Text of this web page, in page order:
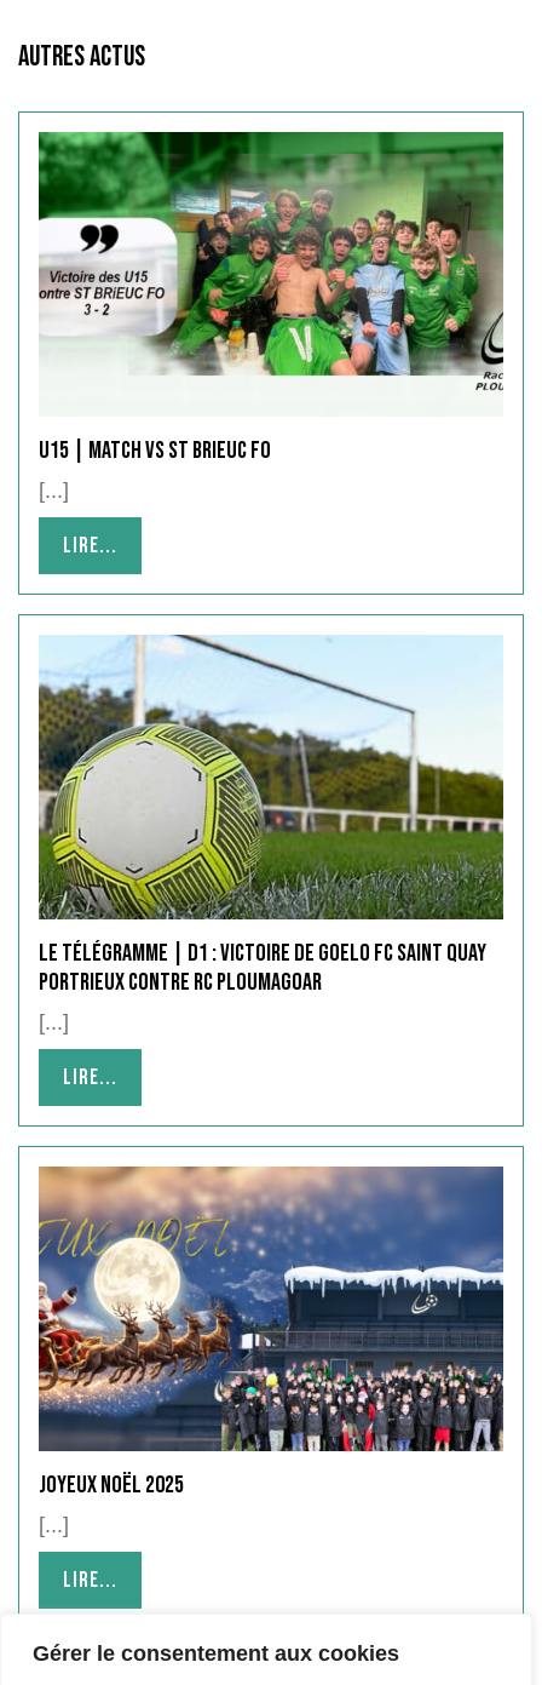
Gérer le consentement aux cookies
Autres Actus
U15 | Match vs ST BRIEUC FO
[...]
Lire...
Le Télégramme | D1 : victoire de GOELO FC SAINT QUAY
PORTRIEUX contre RC PLOUMAGOAR
[...]
Lire...
Joyeux Noël 2025
[...]
Lire...